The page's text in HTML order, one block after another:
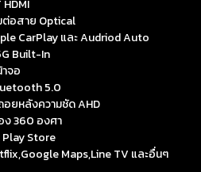
ต่อสาย Optical
CarPlay และ Audriod Auto
Built-In
จอ
5.0
ยหลังความชัด AHD
360 องศา
Store
Maps,Line TV และอื่นๆ